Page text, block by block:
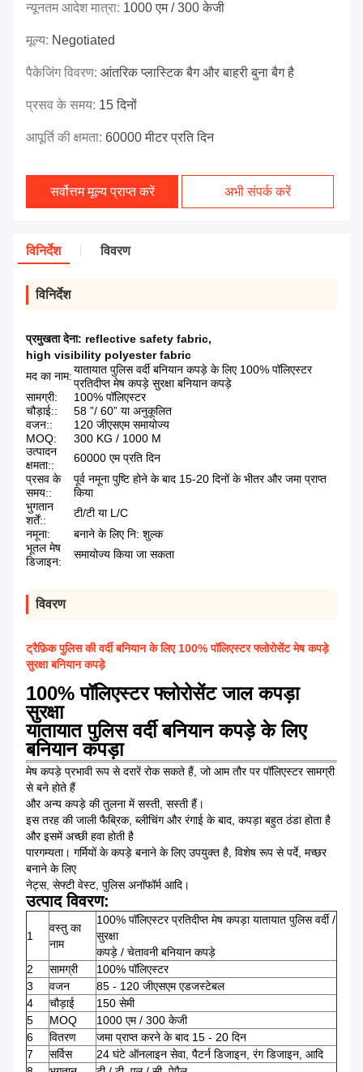
न्यूनतम आदेश मात्रा: 1000 एम / 300 केजी
मूल्य: Negotiated
पैकेजिंग विवरण: आंतरिक प्लास्टिक बैग और बाहरी बुना बैग है
प्रसव के समय: 15 दिनों
आपूर्ति की क्षमता: 60000 मीटर प्रति दिन
सर्वोत्तम मूल्य प्राप्त करें अभी संपर्क करें
विनिर्देश विवरण
विनिर्देश
प्रमुखता देना: reflective safety fabric,
high visibility polyester fabric
मद का नाम:यातायात पुलिस वर्दी बनियान कपड़े के लिए 100% पॉलिएस्टर
प्रतिदीप्त मेष कपड़े सुरक्षा बनियान कपड़े
सामग्री:
100% पॉलिएस्टर
चौड़ाई::
58 ”/ 60” या अनुकूलित
वजन::
120 जीएसएम समायोज्य
MOQ:
300 KG / 1000 M
उत्पादन
क्षमता::
60000 एम प्रति दिन
प्रसव के
समय::
पूर्व नमूना पुष्टि होने के बाद 15-20 दिनों के भीतर और जमा प्राप्त
किया
भुगतान
शर्तें::
टी/टी या L/C
नमूना:
बनाने के लिए नि: शुल्क
भूतल मेष
डिजाइन:
समायोज्य किया जा सकता
विवरण
ट्रैफ़िक पुलिस की वर्दी बनियान के लिए 100% पॉलिएस्टर फ्लोरोसेंट मेष कपड़े
सुरक्षा बनियान कपड़े
100% पॉलिएस्टर फ्लोरोसेंट जाल कपड़ा
सुरक्षा
यातायात पुलिस वर्दी बनियान कपड़े के लिए
बनियान कपड़ा
मेष कपड़े प्रभावी रूप से दरारें रोक सकते हैं, जो आम तौर पर पॉलिएस्टर सामग्री
से बने होते हैं
और अन्य कपड़े की तुलना में सस्ती, सस्ती हैं।
इस तरह की जाली फैब्रिक, ब्लीचिंग और रंगाई के बाद, कपड़ा बहुत ठंडा होता है
और इसमें अच्छी हवा होती है
पारगम्यता। गर्मियों के कपड़े बनाने के लिए उपयुक्त है, विशेष रूप से पर्दे, मच्छर
बनाने के लिए
नेट्स, सेफ्टी वेस्ट, पुलिस अनॉफॉर्म आदि।
उत्पाद विवरण:
1
वस्तु का
नाम
100% पॉलिएस्टर प्रतिदीप्त मेष कपड़ा यातायात पुलिस वर्दी /
सुरक्षा
कपड़े / चेतावनी बनियान कपड़े
2
सामग्री
100% पॉलिएस्टर
3
वजन
85 - 120 जीएसएम एडजस्टेबल
4
चौड़ाई
150 सेमी
5
MOQ
1000 एम / 300 केजी
6
वितरण
जमा प्राप्त करने के बाद 15 - 20 दिन
7
सर्विस
24 घंटे ऑनलाइन सेवा, पैटर्न डिजाइन, रंग डिजाइन, आदि